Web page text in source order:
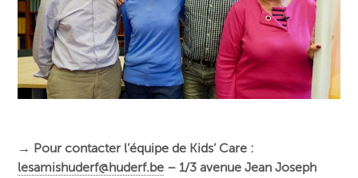
→ Pour contacter l’équipe de Kids’ Care :
lesamishuderf@huderf.be – 1/3 avenue Jean Joseph